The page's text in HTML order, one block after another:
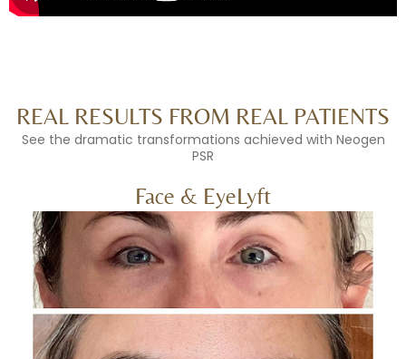
REAL RESULTS FROM REAL
See the dramatic transformations achieved
Face & EyeLyft